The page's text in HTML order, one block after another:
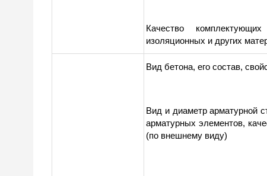
Качество
изоляционных и других
Вид бетона, его состав,
Вид и диаметр арматурной
арматурных элементов,
(по внешнему виду)